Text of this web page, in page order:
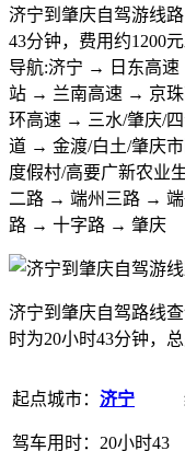
济宁到肇庆自驾游线
43分钟，费用约1200元
导航:济宁 → 日东高
站 → 兰南高速 → 京
环高速 → 三水/肇庆/
道 → 金渡/白土/肇庆
度假村/高要广新农业
二路 → 端州三路 →
路 → 十字路 → 肇庆
济宁到肇庆自驾路线
时为20小时43分钟，
起点城市： 济宁
驾车用时：20小时43